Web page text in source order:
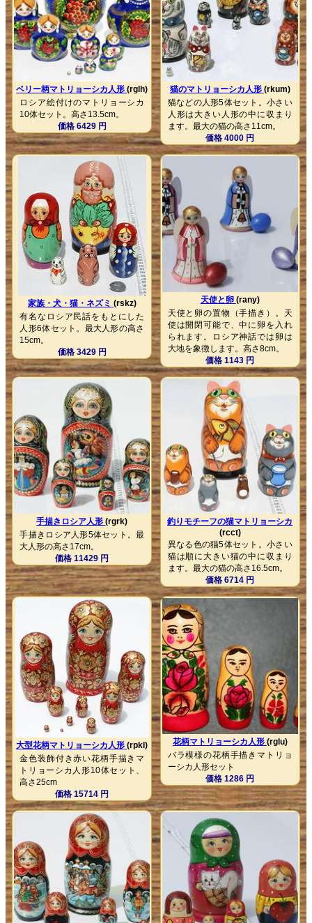
ベリー柄マトリョーシカ人形(rglh)
ロシア絵付けのマトリョーシカ
10体セット。高さ13.5cm。
価格 6429 円
猫のマトリョーシカ人形 (rkum)
猫などの人形5体セット。小さい
人形は大きい人形の中に収まり
ます。最大の猫の高さ11cm。
価格 4000 円
家族・犬・猫・ネズミ (rskz)
有名なロシア民話をもとにした
人形6体セット。最大人形の高さ
15cm。
価格 3429 円
天使と卵 (rany)
天使と卵の置物（手描き）。天
使は開閉可能で、中に卵を入れ
られます。ロシア神話では卵は
大地を象徴します。高さ8cm。
価格 1143 円
手描きロシア人形(rgrk)
手描きロシア人形5体セット。最
大人形の高さ17cm。
価格 11429 円
釣りモチーフの猫マトリョーシカ
(rcct)
異なる色の猫5体セット。小さい
猫は順に大きい猫の中に収まり
ます。最大の猫の高さ16.5cm。
価格 6714 円
大型花柄マトリョーシカ人形(rpkl)
金色装飾付き赤い花柄手描きマ
トリョーシカ人形10体セット、
高さ25cm
価格 15714 円
花柄マトリョーシカ人形 (rglu)
バラ模様の花柄手描きマトリョ
ーシカ人形セット
価格 1286 円